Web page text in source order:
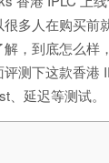
多人在购买前
，到底怎么样
测下这款香港
、延迟等测试。